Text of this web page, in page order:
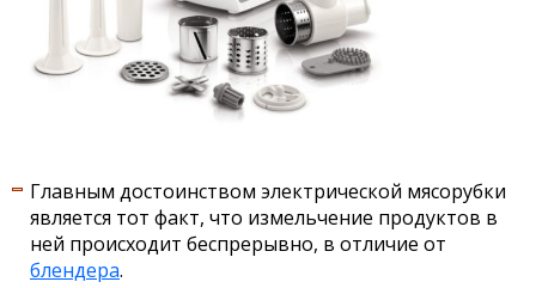
Главным достоинством электрической мясорубки
является тот факт, что измельчение продуктов в
ней происходит беспрерывно, в отличие от
блендера.